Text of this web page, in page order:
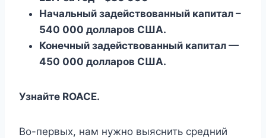
Начальный задействованный капитал –
540 000 долларов США.
Конечный задействованный капитал —
450 000 долларов США.
Узнайте ROACE.
Во-первых, нам нужно выяснить средний